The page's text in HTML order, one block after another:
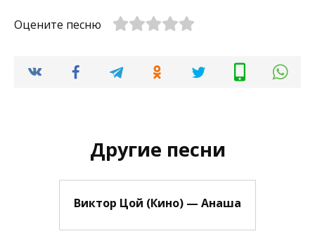
Оцените песню
Другие песни
Виктор Цой (Кино) — Анаша